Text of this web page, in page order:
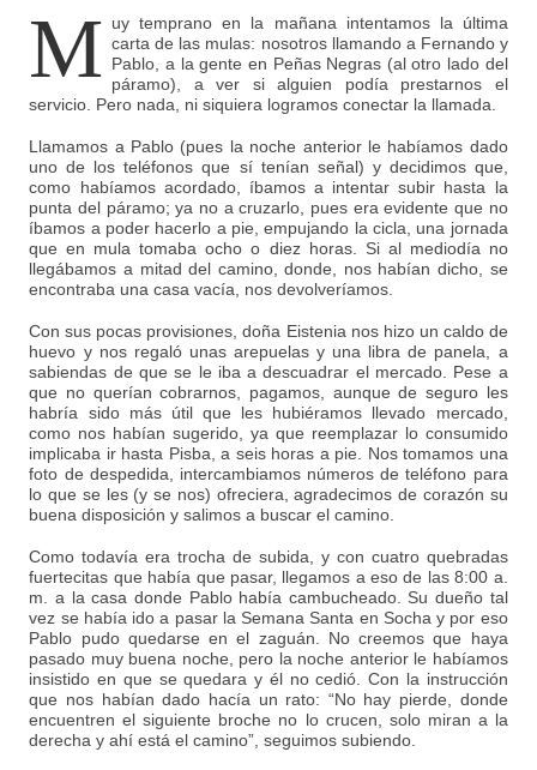
M uy temprano en la mañana intentamos la última
carta de las mulas: nosotros llamando a Fernando y
Pablo, a la gente en Peñas Negras (al otro lado del
páramo), a ver si alguien podía prestarnos el
servicio. Pero nada, ni siquiera logramos conectar la llamada.
Llamamos a Pablo (pues la noche anterior le habíamos dado
uno de los teléfonos que sí tenían señal) y decidimos que,
como habíamos acordado, íbamos a intentar subir hasta la
punta del páramo; ya no a cruzarlo, pues era evidente que no
íbamos a poder hacerlo a pie, empujando la cicla, una jornada
que en mula tomaba ocho o diez horas. Si al mediodía no
llegábamos a mitad del camino, donde, nos habían dicho, se
encontraba una casa vacía, nos devolveríamos.
Con sus pocas provisiones, doña Eistenia nos hizo un caldo de
huevo y nos regaló unas arepuelas y una libra de panela, a
sabiendas de que se le iba a descuadrar el mercado. Pese a
que no querían cobrarnos, pagamos, aunque de seguro les
habría sido más útil que les hubiéramos llevado mercado,
como nos habían sugerido, ya que reemplazar lo consumido
implicaba ir hasta Pisba, a seis horas a pie. Nos tomamos una
foto de despedida, intercambiamos números de teléfono para
lo que se les (y se nos) ofreciera, agradecimos de corazón su
buena disposición y salimos a buscar el camino.
Como todavía era trocha de subida, y con cuatro quebradas
fuertecitas que había que pasar, llegamos a eso de las 8:00 a.
m. a la casa donde Pablo había cambucheado. Su dueño tal
vez se había ido a pasar la Semana Santa en Socha y por eso
Pablo pudo quedarse en el zaguán. No creemos que haya
pasado muy buena noche, pero la noche anterior le habíamos
insistido en que se quedara y él no cedió. Con la instrucción
que nos habían dado hacía un rato: “No hay pierde, donde
encuentren el siguiente broche no lo crucen, solo miran a la
derecha y ahí está el camino”, seguimos subiendo.